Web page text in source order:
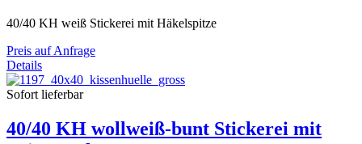
40/40 KH weiß Stickerei mit Häkelspitze
Preis auf Anfrage
Details
Sofort lieferbar
40/40 KH wollweiß-bunt Stickerei mit